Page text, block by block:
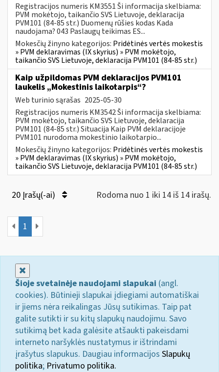
Registracijos numeris KM3551 Ši informacija skelbiama:
PVM mokėtojo, taikančio SVS Lietuvoje, deklaracija
PVM101 (84-85 str.) Duomenų rūšies kodas Kada
naudojama? 043 Paslaugų teikimas ES...
Mokesčių žinyno kategorijos: Pridėtinės vertės mokestis
» PVM deklaravimas (IX skyrius) » PVM mokėtojo,
taikančio SVS Lietuvoje, deklaracija PVM101 (84-85 str.)
Kaip užpildomas PVM deklaracijos PVM101
laukelis „Mokestinis laikotarpis“?
Web turinio sąrašas 2025-05-30
Registracijos numeris KM3542 Ši informacija skelbiama:
PVM mokėtojo, taikančio SVS Lietuvoje, deklaracija
PVM101 (84-85 str.) Situacija Kaip PVM deklaracijoje
PVM101 nurodoma mokestinio laikotarpio...
Mokesčių žinyno kategorijos: Pridėtinės vertės mokestis
» PVM deklaravimas (IX skyrius) » PVM mokėtojo,
taikančio SVS Lietuvoje, deklaracija PVM101 (84-85 str.)
20 Įrašų(-ai) Rodoma nuo 1 iki 14 iš 14 irašų.
1
Šioje svetainėje naudojami slapukai (angl.
cookies). Būtinieji slapukai įdiegiami automatiškai
ir jiems nėra reikalingas Jūsų sutikimas. Taip pat
galite sutikti ir su kitų slapukų naudojimu. Savo
sutikimą bet kada galėsite atšaukti pakeisdami
interneto naršyklės nustatymus ir ištrindami
įrašytus slapukus. Daugiau informacijos Slapukų
politika; Privatumo politika.